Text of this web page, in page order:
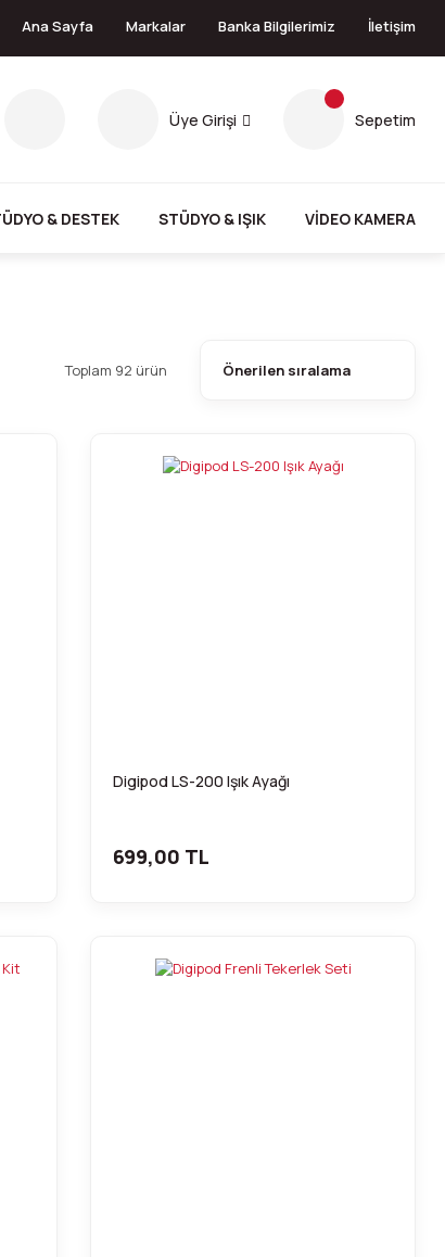
Ana Sayfa Markalar Banka Bilgilerimiz İletişim
Üye Girişi Sepetim
& DESTEK STÜDYO & IŞIK VİDEO KAMERA
Toplam 92 ürün
Digipod LS-200 Işık Ayağı
699,00 TL